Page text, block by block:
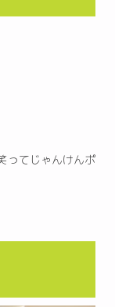
ってじゃんけんポ